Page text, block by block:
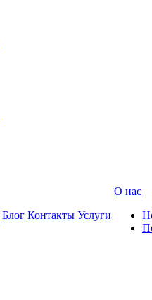
Блог Контакты Услуги
О нас